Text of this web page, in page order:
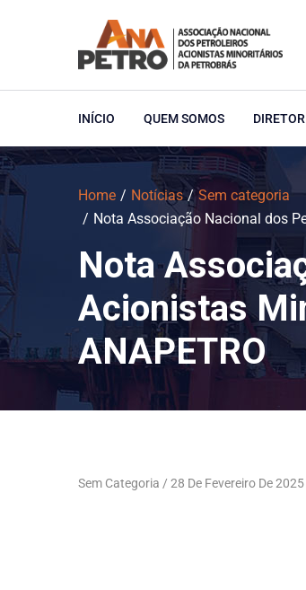
INÍCIO QUEM SOMOS
Home Notícias
Sem categoria
Nota Associação Nacional dos
Nota
Acionistas
ANAPETRO
Sem Categoria 28 De Fevereiro De 2025